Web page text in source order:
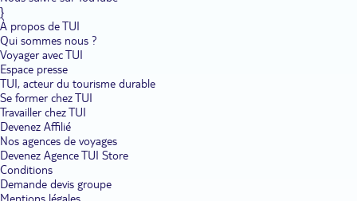
}
À propos de TUI
Qui sommes nous ?
Voyager avec TUI
Espace presse
TUI, acteur du tourisme durable
Se former chez TUI
Travailler chez TUI
Devenez Affilié
Nos agences de voyages
Devenez Agence TUI Store
Conditions
Demande devis groupe